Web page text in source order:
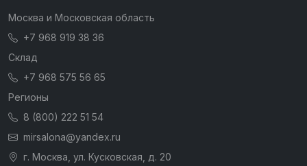
Москва и Московская область
+7 968 919 38 36
Склад
+7 968 575 56 65
Регионы
8 (800) 222 51 54
mirsalona@yandex.ru
г. Москва, ул. Кусковская, д. 20